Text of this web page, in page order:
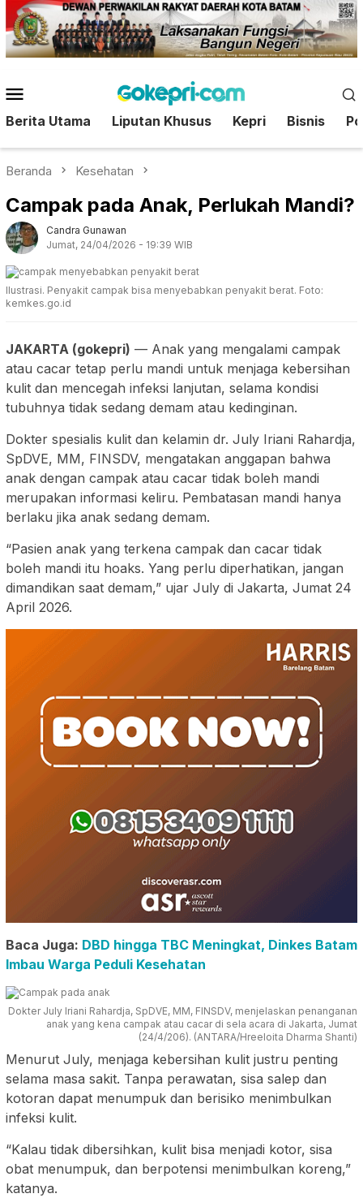
Loncat
ke
konten
Mobile
Berita Utama Liputan Khusus Kepri Bisnis
Beranda Kesehatan
Campak pada Anak, Perlukah Mandi?
Candra Gunawan
Jumat, 24/04/2026 - 19:39 WIB
Ilustrasi. Penyakit campak bisa menyebabkan penyakit berat. Foto:
kemkes.go.id
JAKARTA (gokepri) — Anak yang mengalami campak
atau cacar tetap perlu mandi untuk menjaga kebersihan
kulit dan mencegah infeksi lanjutan, selama kondisi
tubuhnya tidak sedang demam atau kedinginan.
Dokter spesialis kulit dan kelamin dr. July Iriani Rahardja,
SpDVE, MM, FINSDV, mengatakan anggapan bahwa
anak dengan campak atau cacar tidak boleh mandi
merupakan informasi keliru. Pembatasan mandi hanya
berlaku jika anak sedang demam.
“Pasien anak yang terkena campak dan cacar tidak
boleh mandi itu hoaks. Yang perlu diperhatikan, jangan
dimandikan saat demam,” ujar July di Jakarta, Jumat 24
April 2026.
Baca Juga: DBD hingga TBC Meningkat, Dinkes Batam
Imbau Warga Peduli Kesehatan
Dokter July Iriani Rahardja, SpDVE, MM, FINSDV, menjelaskan penanganan
anak yang kena campak atau cacar di sela acara di Jakarta, Jumat
(24/4/206). (ANTARA/Hreeloita Dharma Shanti)
Menurut July, menjaga kebersihan kulit justru penting
selama masa sakit. Tanpa perawatan, sisa salep dan
kotoran dapat menumpuk dan berisiko menimbulkan
infeksi kulit.
“Kalau tidak dibersihkan, kulit bisa menjadi kotor, sisa
obat menumpuk, dan berpotensi menimbulkan koreng,”
katanya.